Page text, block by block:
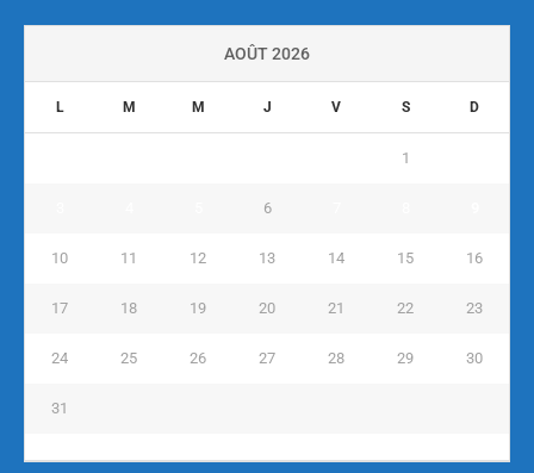
AOÛT 2026
L M M J V S D
1
6
10 11 12 13 14 15 16
17 18 19 20 21 22 23
24 25 26 27 28 29 30
31